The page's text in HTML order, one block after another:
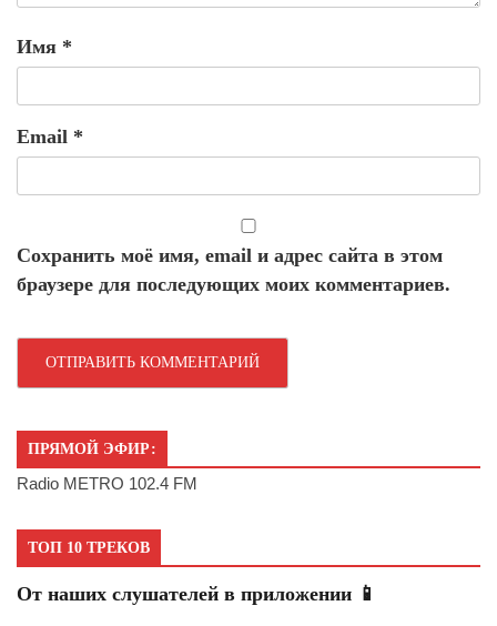
Имя *
Email *
Сохранить моё имя, email и адрес сайта в этом
браузере для последующих моих комментариев.
ПРЯМОЙ ЭФИР:
Radio METRO 102.4 FM
ТОП 10 ТРЕКОВ
От наших слушателей в приложении 📱